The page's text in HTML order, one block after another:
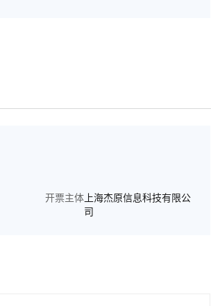
开票主体上海杰原信息科技有限公
司